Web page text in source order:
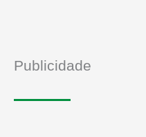
Publicidade